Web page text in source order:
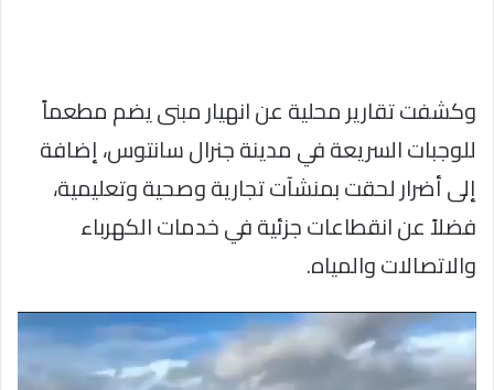
وكشفت تقارير محلية عن انهيار مبنى يضم مطعماً
للوجبات السريعة في مدينة جنرال سانتوس، إضافة
إلى أضرار لحقت بمنشآت تجارية وصحية وتعليمية،
فضلاً عن انقطاعات جزئية في خدمات الكهرباء
والاتصالات والمياه.
مشغل
الفيديو